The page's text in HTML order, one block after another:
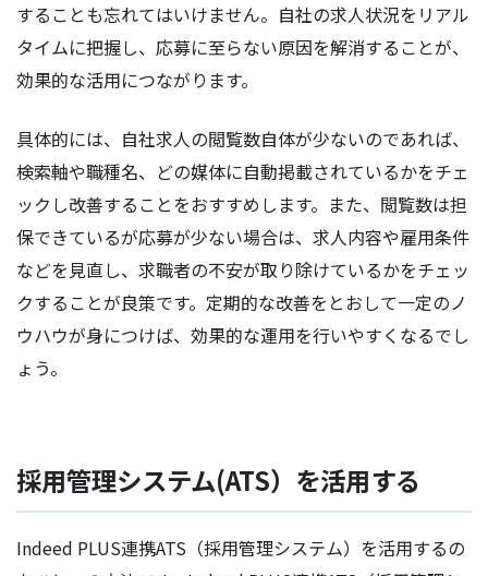
することも忘れてはいけません。自社の求人状況をリアル
タイムに把握し、応募に至らない原因を解消することが、
効果的な活用につながります。
具体的には、自社求人の閲覧数自体が少ないのであれば、
検索軸や職種名、どの媒体に自動掲載されているかをチェ
ックし改善することをおすすめします。また、閲覧数は担
保できているが応募が少ない場合は、求人内容や雇用条件
などを見直し、求職者の不安が取り除けているかをチェッ
クすることが良策です。定期的な改善をとおして一定のノ
ウハウが身につけば、効果的な運用を行いやすくなるでし
ょう。
採用管理システム(ATS）を活用する
Indeed PLUS連携ATS（採用管理システム）を活用するの